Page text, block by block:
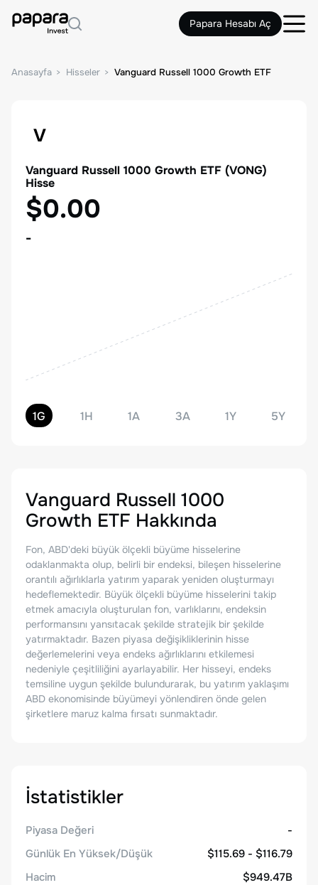
Papara Hesabı Aç
Anasayfa Hisseler Vanguard Russell 1000 Growth ETF
V
Vanguard Russell 1000 Growth ETF (VONG)
Hisse
$0.00
-
1G 1H 1A 3A 1Y 5Y
Vanguard Russell 1000
Growth ETF Hakkında
Fon, ABD'deki büyük ölçekli büyüme hisselerine
odaklanmakta olup, belirli bir endeksi, bileşen hisselerine
orantılı ağırlıklarla yatırım yaparak yeniden oluşturmayı
hedeflemektedir. Büyük ölçekli büyüme hisselerini takip
etmek amacıyla oluşturulan fon, varlıklarını, endeksin
performansını yansıtacak şekilde stratejik bir şekilde
yatırmaktadır. Bazen piyasa değişikliklerinin hisse
değerlemelerini veya endeks ağırlıklarını etkilemesi
nedeniyle çeşitliliğini ayarlayabilir. Her hisseyi, endeks
temsiline uygun şekilde bulundurarak, bu yatırım yaklaşımı
ABD ekonomisinde büyümeyi yönlendiren önde gelen
şirketlere maruz kalma fırsatı sunmaktadır.
İstatistikler
Piyasa Değeri
-
Günlük En Yüksek/Düşük
$115.69 - $116.79
Hacim
$949.47B